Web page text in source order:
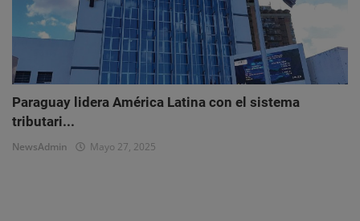
Paraguay lidera América Latina con el sistema
tributari...
NewsAdmin Mayo 27, 2025